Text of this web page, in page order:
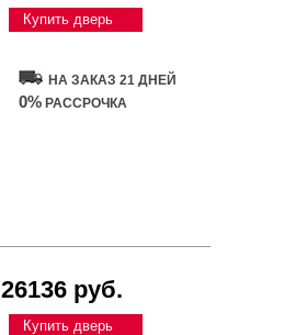
Купить дверь
НА ЗАКАЗ 21 ДНЕЙ
0% РАССРОЧКА
26136 руб.
Купить дверь